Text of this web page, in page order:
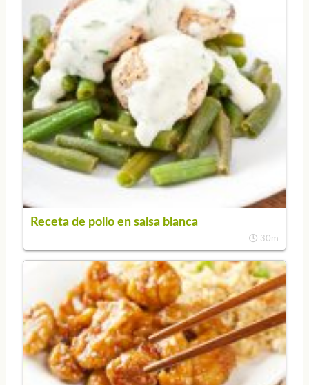
Receta de pollo en salsa blanca
30m